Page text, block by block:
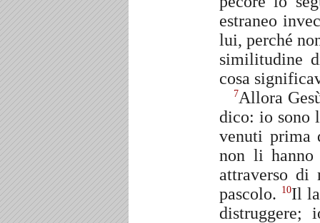
estraneo
lui, perché
similitudine
cosa
7Allora
dico: io sono
venuti prima
non li
attraverso di
pascolo. 10Il
distruggere;